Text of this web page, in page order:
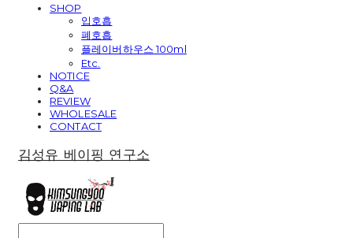
SHOP
입호흡
폐호흡
플레이버하우스 100ml
Etc.
NOTICE
Q&A
REVIEW
WHOLESALE
CONTACT
김성유 베이핑 연구소